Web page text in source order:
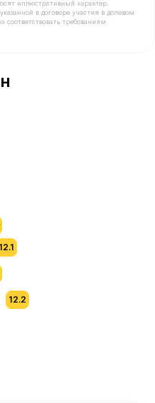
иллюстративный характер.
в договоре участия в долевом
соответствовать требованиям
12.1
12.2